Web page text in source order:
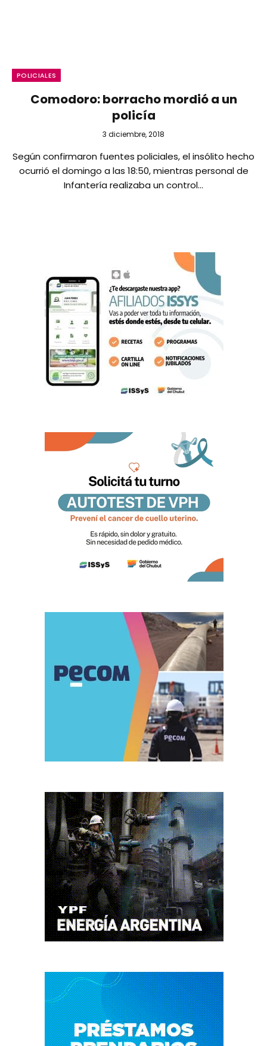
POLICIALES
Comodoro: borracho mordió a un
policía
3 diciembre, 2018
Según confirmaron fuentes policiales, el insólito hecho
ocurrió el domingo a las 18:50, mientras personal de
Infantería realizaba un control…